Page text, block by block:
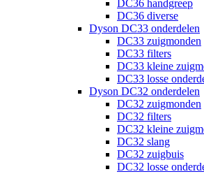
DC36 handgreep
DC36 diverse
Dyson DC33 onderdelen
DC33 zuigmonden
DC33 filters
DC33 kleine
DC33 losse
Dyson DC32 onderdelen
DC32 zuigmonden
DC32 filters
DC32 kleine
DC32 slang
DC32 zuigbuis
DC32 losse